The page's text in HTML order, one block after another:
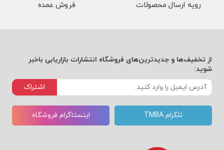
رویه ارسال محصولات فروش عمده
از تخفیف‌ها و جدیدترین‌های فروشگاه انتشارات بازاریابی باخبر
شوید:
اشتراک
تلگرام TMBA اینستاگرام فروشگاه